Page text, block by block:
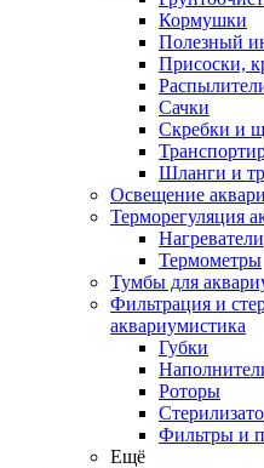
Кормушки
Полезный
Присоски,
Сачки
Скребки и
Шланги и
Освещение
Терморегуляция
Нагреватели
Термометры
Тумбы для
Фильтрация и
аквариумистика
Губки
Роторы
Фильтры и
Ещё